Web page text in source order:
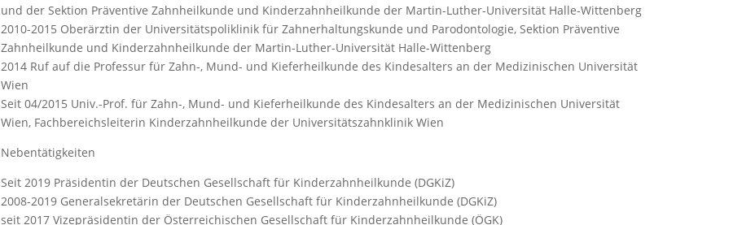
und der Sektion Präventive Zahnheilkunde und Kinderzahnheilkunde der Martin-Luther-Universität Halle-Wittenberg
2010-2015 Oberärztin der Universitätspoliklinik für Zahnerhaltungskunde und Parodontologie, Sektion Präventive
Zahnheilkunde und Kinderzahnheilkunde der Martin-Luther-Universität Halle-Wittenberg
2014 Ruf auf die Professur für Zahn-, Mund- und Kieferheilkunde des Kindesalters an der Medizinischen Universität
Wien
Seit 04/2015 Univ.-Prof. für Zahn-, Mund- und Kieferheilkunde des Kindesalters an der Medizinischen Universität
Wien, Fachbereichsleiterin Kinderzahnheilkunde der Universitätszahnklinik Wien
Nebentätigkeiten
Seit 2019 Präsidentin der Deutschen Gesellschaft für Kinderzahnheilkunde (DGKiZ)
2008-2019 Generalsekretärin der Deutschen Gesellschaft für Kinderzahnheilkunde (DGKiZ)
seit 2017 Vizepräsidentin der Österreichischen Gesellschaft für Kinderzahnheilkunde (ÖGK)